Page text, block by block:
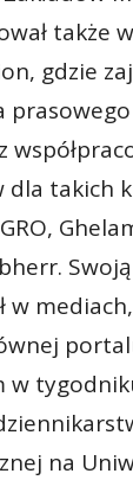
także
gdzie
dla takich
w
na